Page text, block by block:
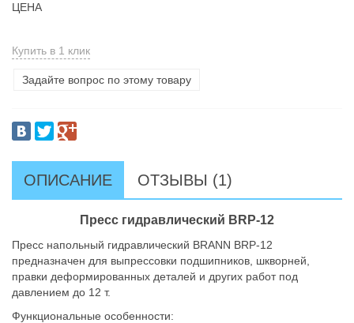
ЦЕНА
Купить в 1 клик
Задайте вопрос по этому товару
ОПИСАНИЕ ОТЗЫВЫ (1)
Пресс гидравлический BRP-12
Пресс напольный гидравлический BRANN BRP-12
предназначен для выпрессовки подшипников, шкворней,
правки деформированных деталей и других работ под
давлением до 12 т.
Функциональные особенности: